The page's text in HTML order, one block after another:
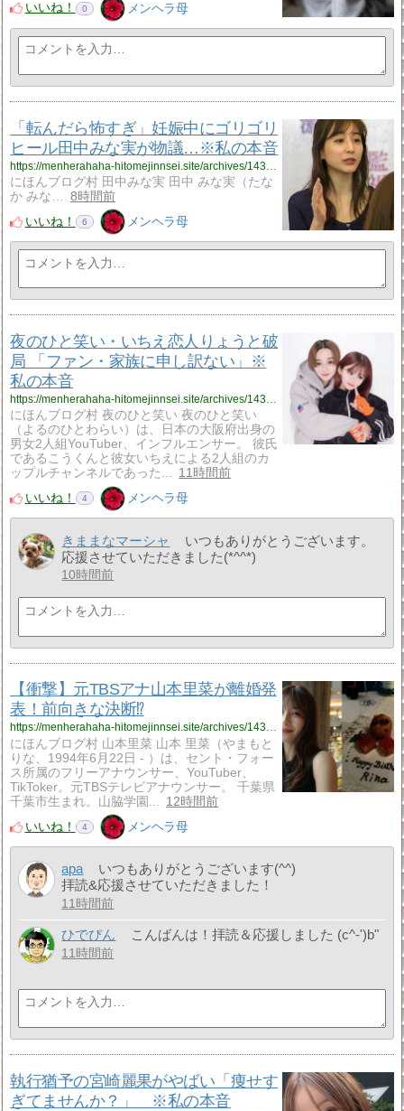
いいね！
0 メンヘラ母
「転んだら怖すぎ」妊娠中にゴリゴリ
ヒール田中みな実が物議…※私の本音
にほんブログ村 田中みな実 田中 みな実（たな
か みな…
8時間前
いいね！
6 メンヘラ母
夜のひと笑い・いちえ恋人りょうと破
局 「ファン・家族に申し訳ない」※
私の本音
にほんブログ村 夜のひと笑い 夜のひと笑い
（よるのひとわらい）は、日本の大阪府出身の
男女2人組YouTuber、インフルエンサー。 彼氏
であるこうくんと彼女いちえによる2人組のカ
ップルチャンネルであった... 11時間前
いいね！
4 メンヘラ母
きままなマーシャ
いつもありがとうございます。
応援させていただきました(*^^*)
10時間前
【衝撃】元TBSアナ山本里菜が離婚発
表！前向きな決断⁉
https://menherahaha-hitomejinnsei.site/archives/14341200.html
にほんブログ村 山本里菜 山本 里菜（やまもと
りな、1994年6月22日 - ）は、セント・フォー
ス所属のフリーアナウンサー、YouTuber、
TikToker。元TBSテレビアナウンサー。 千葉県
千葉市生まれ。山脇学園...
12時間前
いいね！
4 メンヘラ母
apa
いつもありがとうございます(^^)
拝読&応援させていただきました！
11時間前
ひでぴん こんばんは！拝読＆応援しました (c^-')b"
11時間前
執行猶予の宮崎麗果がやばい「痩せす
ぎてませんか？」 ※私の本音